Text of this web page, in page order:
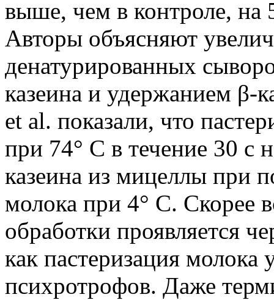
выше, чем в контроле, на
Авторы объясняют
денатурированных
казеина и удержанием β-
et al. показали, что
при 74° С в течение 30 с
казеина из мицеллы при
молока при 4° С. Скорее
обработки проявляется
как пастеризация
психротрофов. Даже